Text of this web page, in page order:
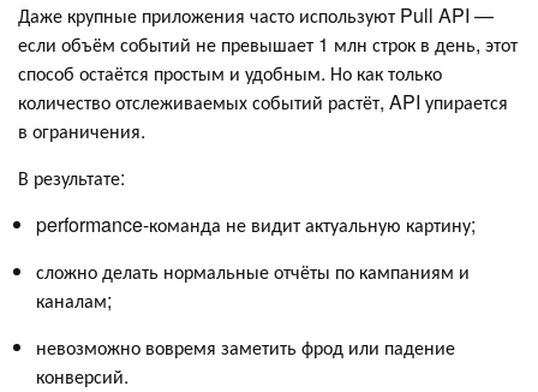
Даже крупные приложения часто используют Pull API —
если объём событий не превышает 1 млн строк в день, этот
способ остаётся простым и удобным. Но как только
количество отслеживаемых событий растёт, API упирается
в ограничения.
В результате:
performance-команда не видит актуальную картину;
сложно делать нормальные отчёты по кампаниям и
каналам;
невозможно вовремя заметить фрод или падение
конверсий.